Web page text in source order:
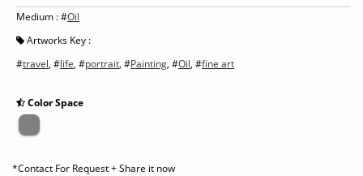
Medium : #Oil
Artworks Key :
#travel, #life, #portrait, #Painting, #Oil, #fine art
Color Space
*Contact For Request + Share it now